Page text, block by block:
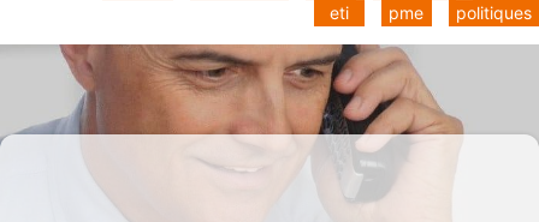
politiques
pme
eti